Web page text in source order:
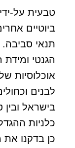
טבעית על-
ביוטיים
תנאי
הגנטי ומידת
אוכלוסיות
לבנים
בישראל
כלניות
כן בדקנו את